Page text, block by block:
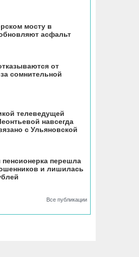
школе №7
«умные» тренажёры с
месяц перекрыли
Ефремова
в Ульяновске
доска в
нашёл
колонии
мосту в
асфальт
от
сомнительной
телеведущей
навсегда
с Ульяновской
пенсионерка перешла
и лишилась
Все публикации